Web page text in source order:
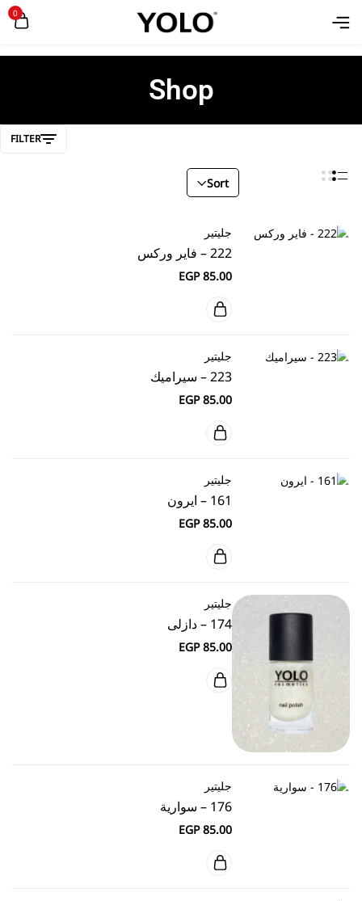
0
Shop
FILTER
Sort
جليتير
222 – فاير وركس
EGP85.00
جليتير
223 – سيراميك
EGP85.00
جليتير
161 – ايرون
EGP85.00
جليتير
174 – دازلى
EGP85.00
جليتير
176 – سوارية
EGP85.00